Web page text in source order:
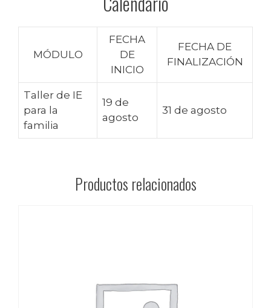
MÓDULO
FECHA
DE
INICIO
FECHA DE
FINALIZACIÓN
Taller de IE
para la
familia
19 de
agosto
31 de agosto
Productos relacionados